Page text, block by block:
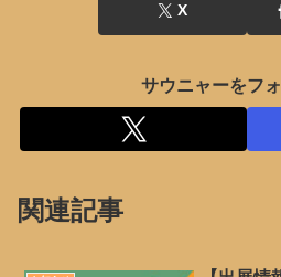
X
サウニャーをフ
関連記事